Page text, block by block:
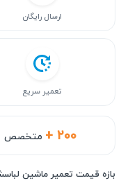
+ ۲۰۰ متخصص
ارسال رایگان
تعمیر سریع
بازه قیمت تعمیر ماشین